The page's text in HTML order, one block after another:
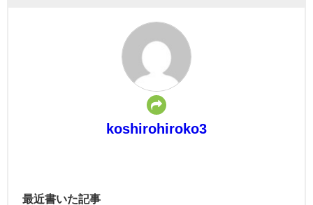
koshirohiroko3
最近書いた記事